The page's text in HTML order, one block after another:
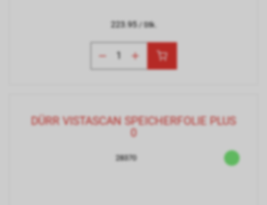
223.95/ Stk.
DÜRR VISTASCAN SPEICHERFOLIE PLUS
0
28370